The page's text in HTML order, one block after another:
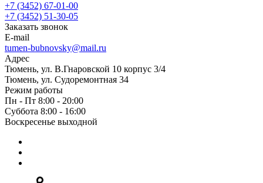
+7 (3452) 67-01-00
+7 (3452) 51-30-05
Заказать звонок
E-mail
tumen-bubnovsky@mail.ru
Адрес
Тюмень, ул. В.Гнаровской 10 корпус 3/4
Тюмень, ул. Судоремонтная 34
Режим работы
Пн - Пт 8:00 - 20:00
Суббота 8:00 - 16:00
Воскресенье выходной